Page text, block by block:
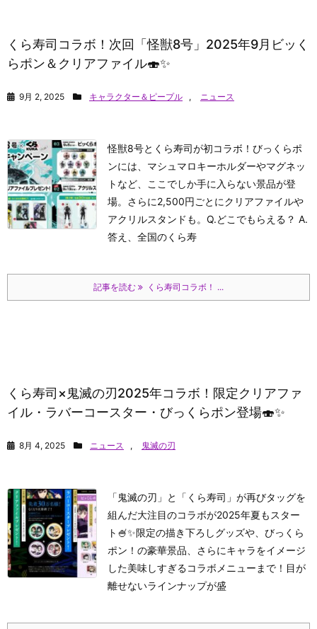
くら寿司コラボ！次回「怪獣8号」2025年9月ビッく
らポン＆クリアファイル🍣✨
9月 2, 2025 キャラクター＆ピープル , ニュース
怪獣8号とくら寿司が初コラボ！びっくらポ
ンには、マシュマロキーホルダーやマグネッ
トなど、ここでしか手に入らない景品が登
場。さらに2,500円ごとにクリアファイルや
アクリルスタンドも。Q.どこでもらえる？ A.
答え、全国のくら寿
記事を読む くら寿司コラボ！ ...
くら寿司×鬼滅の刃2025年コラボ！限定クリアファ
イル・ラバーコースター・びっくらポン登場🍣✨
8月 4, 2025 ニュース , 鬼滅の刃
「鬼滅の刃」と「くら寿司」が再びタッグを
組んだ大注目のコラボが2025年夏もスター
ト🍧✨限定の描き下ろしグッズや、びっくら
ポン！の豪華景品、さらにキャラをイメージ
した美味しすぎるコラボメニューまで！目が
離せないラインナップが盛